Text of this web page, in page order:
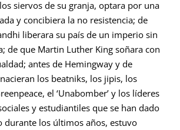
siervos de su granja, optara por una
y concibiera la no resistencia; de
liberara su país de un imperio sin
de que Martin Luther King soñara con
antes de Hemingway y de
los beatniks, los jipis, los
el ‘Unabomber’ y los líderes
y estudiantiles que se han dado
durante los últimos años, estuvo